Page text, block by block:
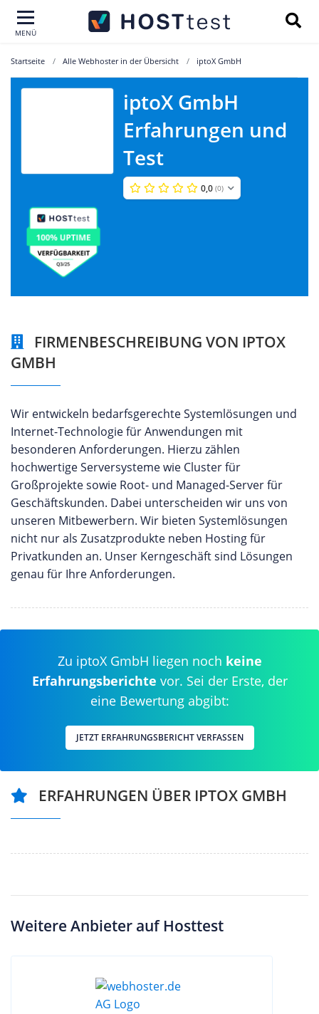
MENÜ
Startseite Alle Webhoster in der Übersicht iptoX GmbH
iptoX GmbH
Erfahrungen und
Test
0,0 (0)
FIRMENBESCHREIBUNG VON IPTOX
GMBH
Wir entwickeln bedarfsgerechte Systemlösungen und
Internet-Technologie für Anwendungen mit
besonderen Anforderungen. Hierzu zählen
hochwertige Serversysteme wie Cluster für
Großprojekte sowie Root- und Managed-Server für
Geschäftskunden. Dabei unterscheiden wir uns von
unseren Mitbewerbern. Wir bieten Systemlösungen
nicht nur als Zusatzprodukte neben Hosting für
Privatkunden an. Unser Kerngeschäft sind Lösungen
genau für Ihre Anforderungen.
Zu iptoX GmbH liegen noch keine
Erfahrungsberichte vor. Sei der Erste, der
eine Bewertung abgibt:
JETZT ERFAHRUNGSBERICHT VERFASSEN
ERFAHRUNGEN ÜBER IPTOX GMBH
Weitere Anbieter auf Hosttest